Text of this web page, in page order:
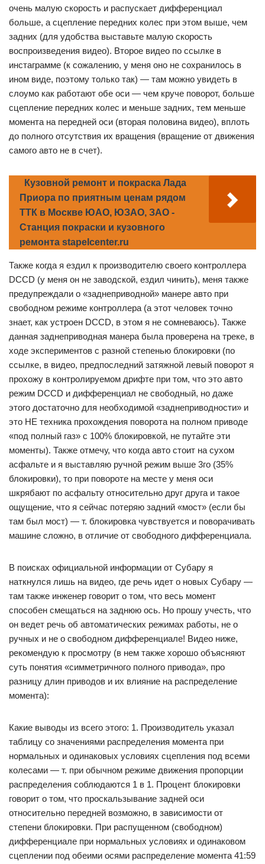
очень малую скорость и распускает дифференциал
больше, а сцепление передних колес при этом выше, чем
задних (для удобства выставьте малую скорость
воспроизведения видео). Второе видео по ссылке в
инстаграмме (к сожалению, у меня оно не сохранилось в
ином виде, поэтому только так) — там можно увидеть в
слоумо как работают обе оси — чем круче поворот, больше
сцепление передних колес и меньше задних, тем меньше
момента на передней оси (вторая половина видео), вплоть
до полного отсутствия их вращения (вращение от движения
самого авто не в счет).
Кузовной ремонт и покраска Лада
Приора по приятным ценам рядом
ТТК в Москве ЮАО, ЮЗАО, ЗАО -
Станция покраски и кузовного
ремонта stapelcenter.ru
Также когда я ездил к производителю своего контроллера
DCCD (у меня он не заводской, ездил чинить), меня также
предупреждали о «заднеприводной» манере авто при
свободном режиме контроллера (а этот человек точно
знает, как устроен DCCD, в этом я не сомневаюсь). Также
данная заднеприводная манера была проверена на треке, в
ходе экспериментов с разной степенью блокировки (по
ссылке, в видео, предпоследний затяжной левый поворот я
прохожу в контролируемом дрифте при том, что это авто
режим DCCD и дифференциал не свободный, но даже
этого достаточно для необходимой «заднеприводности» и
это НЕ техника прохождения поворота на полном приводе
«под полный газ» с 100% блокировкой, не путайте эти
моменты). Также отмечу, что когда авто стоит на сухом
асфальте и я выставляю ручной режим выше 3го (35%
блокировки), то при повороте на месте у меня оси
шкрябают по асфальту относительно друг друга и такое
ощущение, что я сейчас потеряю задний «мост» (если бы
там был мост) — т. блокировка чувствуется и поворачивать
машине сложно, в отличие от свободного дифференциала.
В поисках официальной информации от Субару я
наткнулся лишь на видео, где речь идет о новых Субару —
там также инженер говорит о том, что весь момент
способен смещаться на заднюю ось. Но прошу учесть, что
он ведет речь об автоматических режимах работы, не о
ручных и не о свободном дифференциале! Видео ниже,
рекомендую к просмотру (в нем также хорошо объясняют
суть понятия «симметричного полного привода», про
разницу длин приводов и их влияние на распределение
момента):
Какие выводы из всего этого: 1. Производитель указал
таблицу со значениями распределения момента при
нормальных и одинаковых условиях сцепления под всеми
колесами — т. при обычном режиме движения пропорции
распределения соблюдаются 1 в 1. Процент блокировки
говорит о том, что проскальзывание задней оси
относительно передней возможно, в зависимости от
степени блокировки. При распущенном (свободном)
дифференциале при нормальных условиях и одинаковом
сцеплении под обеими осями распределение момента 41:59